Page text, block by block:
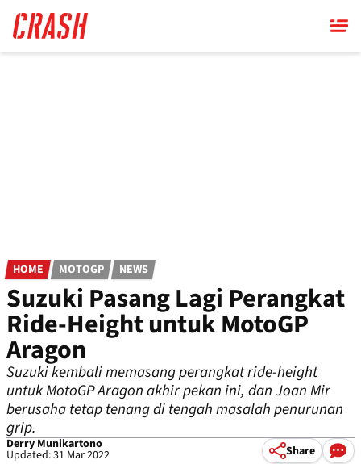
main
content
HOME MOTOGP NEWS
Suzuki Pasang Lagi Perangkat
Ride-Height untuk MotoGP
Aragon
Suzuki kembali memasang perangkat ride-height
untuk MotoGP Aragon akhir pekan ini, dan Joan Mir
berusaha tetap tenang di tengah masalah penurunan
grip.
Derry Munikartono
Updated: 31 Mar 2022 Share